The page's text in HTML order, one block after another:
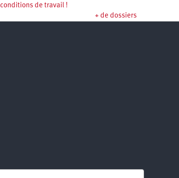
conditions de travail !
+ de dossiers